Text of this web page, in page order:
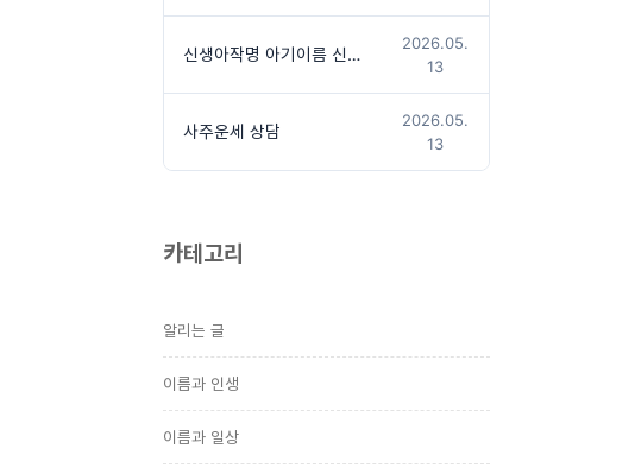
신생아작명 아기이름 신청방법
2026.05.
13
사주운세 상담
2026.05.
13
카테고리
알리는 글
이름과 인생
이름과 일상